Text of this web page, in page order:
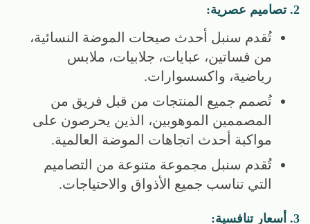
2. تصاميم عصرية:
تُقدم سنبل أحدث صيحات الموضة النسائية،
من فساتين، عبايات، جلابيات، ملابس
رياضية، واكسسوارات.
تُصمم جميع المنتجات من قبل فريق من
المصممين الموهوبين، الذين يحرصون على
مواكبة أحدث اتجاهات الموضة العالمية.
تُقدم سنبل مجموعة متنوعة من التصاميم
التي تناسب جميع الأذواق والاحتياجات.
3. أسعار تنافسية: